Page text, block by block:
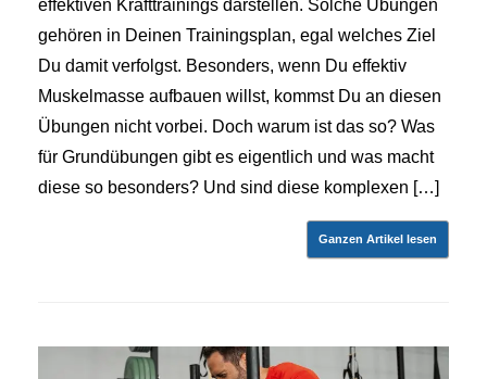
effektiven Krafttrainings darstellen. Solche Übungen
gehören in Deinen Trainingsplan, egal welches Ziel
Du damit verfolgst. Besonders, wenn Du effektiv
Muskelmasse aufbauen willst, kommst Du an diesen
Übungen nicht vorbei. Doch warum ist das so? Was
für Grundübungen gibt es eigentlich und was macht
diese so besonders? Und sind diese komplexen […]
Ganzen Artikel lesen